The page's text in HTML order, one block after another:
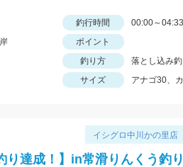
釣行時間
00:00～04:33
ポイント
釣り方
落とし込み釣
サイズ アナゴ30、
イシグロ中川かの里店
り達成！】in常滑りんくう釣